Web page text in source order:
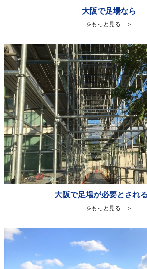
大阪で足場なら
をもっと見る ＞
大阪で足場が必要とされ
をもっと見る ＞